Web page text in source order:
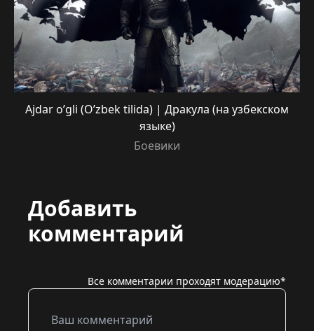
Ajdar o’gli (O’zbek tilida) | Дракула (на узбекском
языке)
Боевики
Добавить
комментарий
Все комментарии проходят модерацию*